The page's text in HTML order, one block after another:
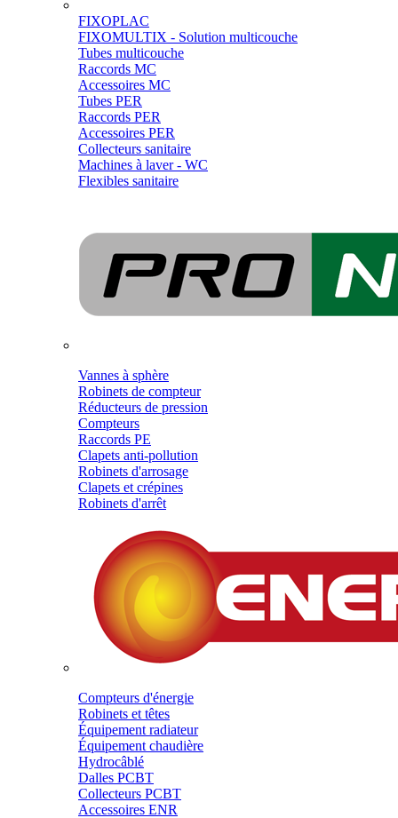
FIXOPLAC
FIXOMULTIX - Solution multicouche
Tubes multicouche
Raccords MC
Accessoires MC
Tubes PER
Raccords PER
Accessoires PER
Collecteurs sanitaire
Machines à laver - WC
Flexibles sanitaire
Vannes à sphère
Robinets de compteur
Réducteurs de pression
Compteurs
Raccords PE
Clapets anti-pollution
Robinets d'arrosage
Clapets et crépines
Robinets d'arrêt
Compteurs d'énergie
Robinets et têtes
Équipement radiateur
Équipement chaudière
Hydrocâblé
Dalles PCBT
Collecteurs PCBT
Accessoires ENR